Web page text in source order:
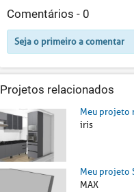
Comentários - 0
Seja o primeiro a comentar
Projetos relacionados
Meu projeto
iris
Meu projeto
MAX